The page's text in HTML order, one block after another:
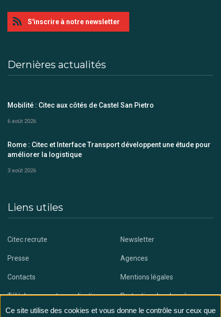
S'inscrire à notre newsletter
Dernières actualités
Mobilité : Citec aux côtés de Castel San Pietro
6 août 2026
Rome : Citec et Interface Transport développent une étude pour
améliorer la logistique
3 août 2026
Liens utiles
Citec recrute Newsletter
Presse Agences
Contacts Mentions légales
Téléchargez notre application Protection des données
Ce site utilise des cookies et vous donne le contrôle sur ceux que